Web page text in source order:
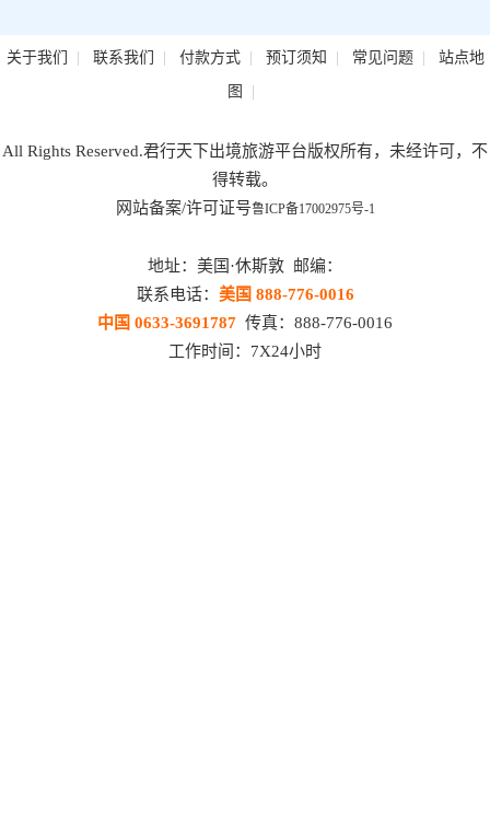
关于我们 | 联系我们 | 付款方式| 预订须知 | 常见问题| 站点地
图 |
All Rights Reserved.君行天下出境旅游平台版权所有，未经许可，不
得转载。
网站备案/许可证号鲁ICP备17002975号-1
地址：美国·休斯敦 邮编：
联系电话： 美国 888-776-0016
中国 0633-3691787 传真：888-776-0016
工作时间：7X24小时